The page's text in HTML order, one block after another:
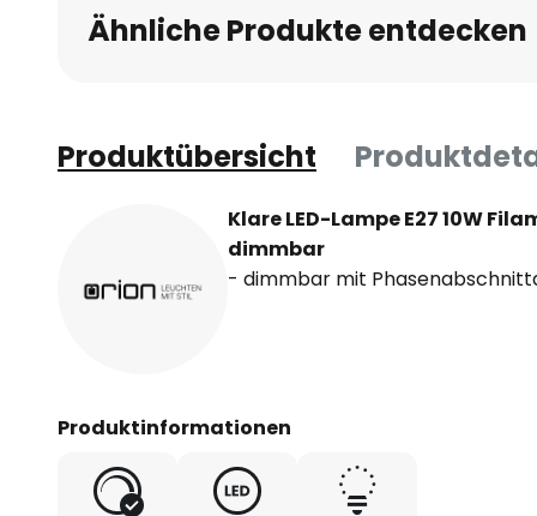
Ähnliche Produkte entdecken
Produktübersicht
Klare LED-Lampe E27 10W
dimmbar
- dimmbar mit
Produktinformationen